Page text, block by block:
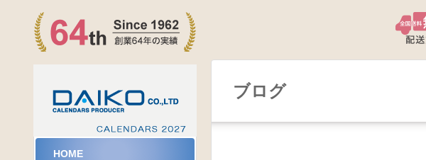
ブログ
HOME